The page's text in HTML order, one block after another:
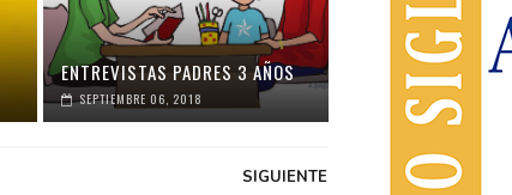
ENTREVISTAS PADRES 3 AÑOS
SEPTIEMBRE 06, 2018
SIGUIENTE